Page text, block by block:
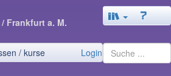
/ Frankfurt a. M.
/ kurse Login